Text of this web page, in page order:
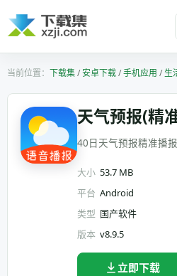
下载集/安卓下载/手机应用 /生
天气预报(精
40日天气预报精准播报
大小 53.7 MB
平台 Android
类型 国产软件
版本 v8.9.5
立即下载